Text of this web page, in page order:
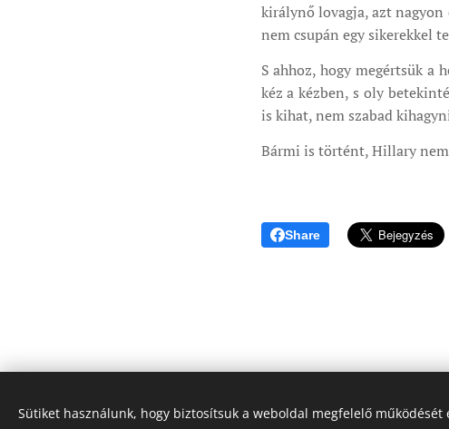
királynő lovagja, azt
nem csupán egy sikerekkel
S ahhoz, hogy megértsük a
kéz a kézben, s oly
is kihat, nem szabad
Bármi is történt, Hillary
Share
Sütiket használunk, hogy biztosítsuk a weboldal megfelelő